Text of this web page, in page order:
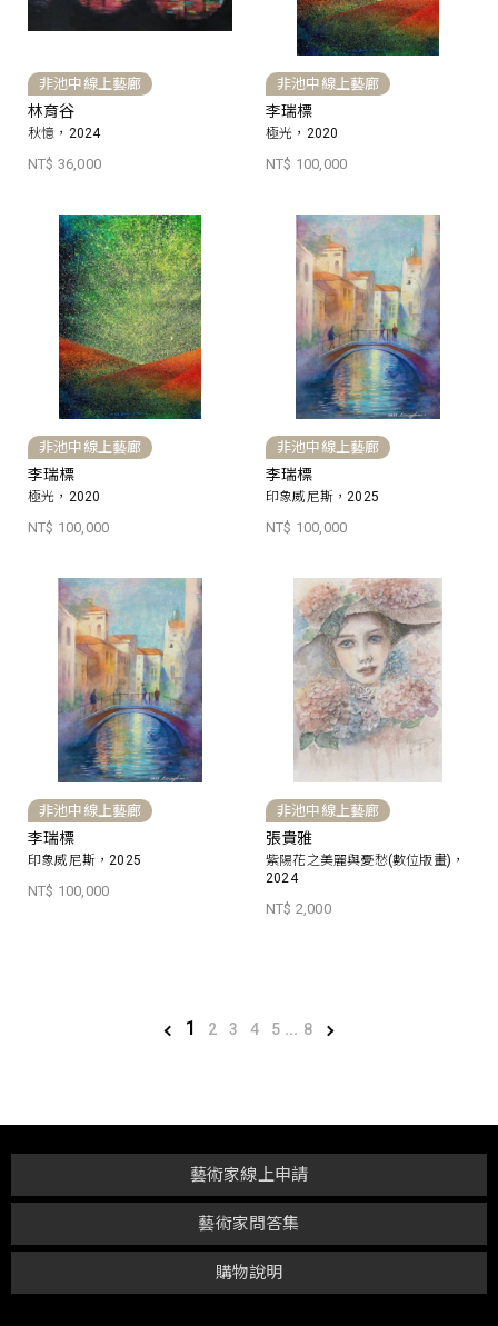
非池中線上藝廊
林育谷
秋憶，2024
NT$ 36,000
非池中線上藝廊
李瑞標
極光，2020
NT$ 100,000
非池中線上藝廊
李瑞標
極光，2020
NT$ 100,000
非池中線上藝廊
李瑞標
印象威尼斯，2025
NT$ 100,000
非池中線上藝廊
李瑞標
印象威尼斯，2025
NT$ 100,000
非池中線上藝廊
張貴雅
紫陽花之美麗與憂愁(數位版畫)，
2024
NT$ 2,000
1 2 3 4 5 ... 8
購物說明
藝術家問答集
藝術家線上申請